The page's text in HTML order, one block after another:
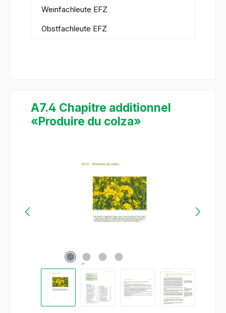
Weinfachleute EFZ
Obstfachleute EFZ
A7.4 Chapitre additionnel
«Produire du colza»